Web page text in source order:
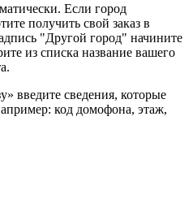
Если город
получить свой заказ в
"Другой город" начините
из списка название вашего
введите сведения, которые
код домофона, этаж,